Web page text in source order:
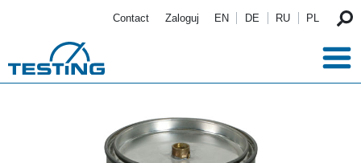
Contact Zaloguj EN DE RU PL